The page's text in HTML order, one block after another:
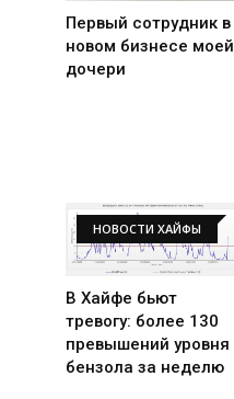
Первый сотрудник в
новом бизнесе моей
дочери
НОВОСТИ ХАЙФЫ
В Хайфе бьют
тревогу: более 130
превышений уровня
бензола за неделю